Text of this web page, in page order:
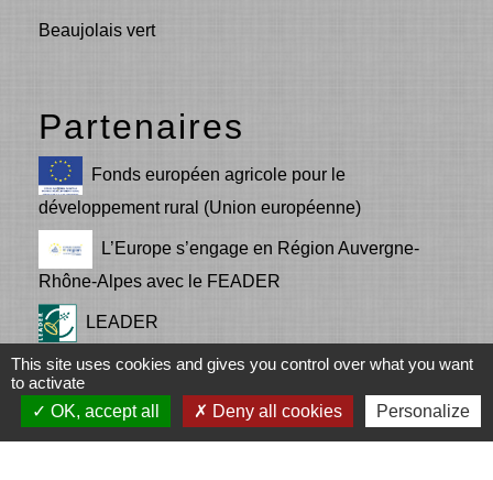
Beaujolais vert
Partenaires
Fonds européen agricole pour le
développement rural (Union européenne)
L’Europe s’engage en Région Auvergne-
Rhône-Alpes avec le FEADER
LEADER
Communauté d'agglomération de l'Ouest
Rhodanien (COR)
LA REGION Auvergne - Rhône-Alpes
This site uses cookies and gives you control over what you want
to activate
OK, accept all
Deny all cookies Personalize